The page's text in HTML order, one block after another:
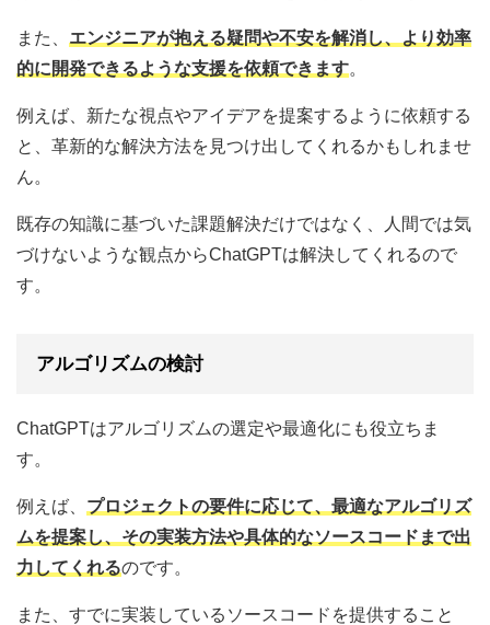
また、 エンジニアが抱える疑問や不安を解消し、より効率
的に開発できるような支援を依頼できます。
例えば、新たな視点やアイデアを提案するように依頼する
と、革新的な解決方法を見つけ出してくれるかもしれませ
ん。
既存の知識に基づいた課題解決だけではなく、人間では気
づけないような観点からChatGPTは解決してくれるので
す。
アルゴリズムの検討
ChatGPTはアルゴリズムの選定や最適化にも役立ちま
す。
例えば、 プロジェクトの要件に応じて、最適なアルゴリズ
ムを提案し、その実装方法や具体的なソースコードまで出
力してくれるのです。
また、すでに実装しているソースコードを提供すること